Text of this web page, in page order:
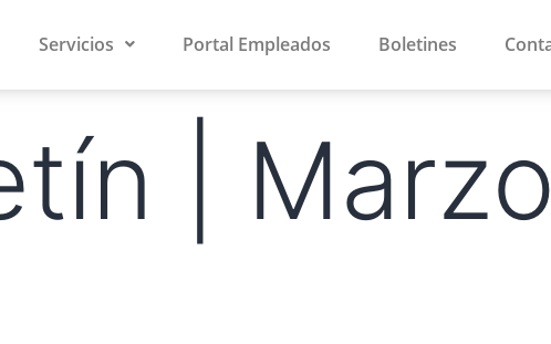
Servicios Portal Empleados Boletines
|